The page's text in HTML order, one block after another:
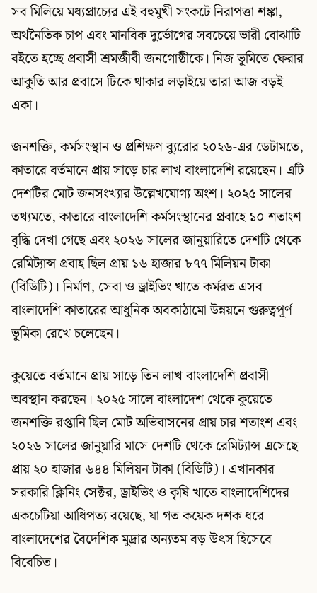
সব মিলিয়ে মধ্যপ্রাচ্যের এই বহুমুখী সংকটে নিরাপত্তা শঙ্কা,
অর্থনৈতিক চাপ এবং মানবিক দুর্ভোগের সবচেয়ে ভারী বোঝাটি
বইতে হচ্ছে প্রবাসী শ্রমজীবী জনগোষ্ঠীকে। নিজ ভূমিতে ফেরার
আকুতি আর প্রবাসে টিকে থাকার লড়াইয়ে তারা আজ বড়ই
একা।
জনশক্তি, কর্মসংস্থান ও প্রশিক্ষণ ব্যুরোর ২০২৬-এর ডেটামতে,
কাতারে বর্তমানে প্রায় সাড়ে চার লাখ বাংলাদেশি রয়েছেন। এটি
দেশটির মোট জনসংখ্যার উল্লেখযোগ্য অংশ। ২০২৫ সালের
তথ্যমতে, কাতারে বাংলাদেশি কর্মসংস্থানের প্রবাহে ১০ শতাংশ
বৃদ্ধি দেখা গেছে এবং ২০২৬ সালের জানুয়ারিতে দেশটি থেকে
রেমিট্যান্স প্রবাহ ছিল প্রায় ১৬ হাজার ৮৭৭ মিলিয়ন টাকা
(বিডিটি)। নির্মাণ, সেবা ও ড্রাইভিং খাতে কর্মরত এসব
বাংলাদেশি কাতারের আধুনিক অবকাঠামো উন্নয়নে গুরুত্বপূর্ণ
ভূমিকা রেখে চলেছেন।
কুয়েতে বর্তমানে প্রায় সাড়ে তিন লাখ বাংলাদেশি প্রবাসী
অবস্থান করছেন। ২০২৫ সালে বাংলাদেশ থেকে কুয়েতে
জনশক্তি রপ্তানি ছিল মোট অভিবাসনের প্রায় চার শতাংশ এবং
২০২৬ সালের জানুয়ারি মাসে দেশটি থেকে রেমিট্যান্স এসেছে
প্রায় ২০ হাজার ৬৪৪ মিলিয়ন টাকা (বিডিটি)। এখানকার
সরকারি ক্লিনিং সেক্টর, ড্রাইভিং ও কৃষি খাতে বাংলাদেশিদের
একচেটিয়া আধিপত্য রয়েছে, যা গত কয়েক দশক ধরে
বাংলাদেশের বৈদেশিক মুদ্রার অন্যতম বড় উৎস হিসেবে
বিবেচিত।